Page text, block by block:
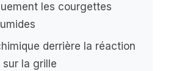
les courgettes
derrière la réaction
sur la grille